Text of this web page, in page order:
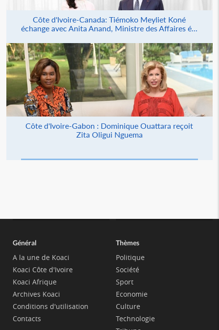
Côte d'Ivoire-Canada: Tiémoko Meyliet Koné
échange avec Anita Anand, Ministre des Affaires é...
Côte d'Ivoire-Gabon : Dominique Ouattara reçoit
Zita Oligui Nguema
Général
A la une de Koaci
Koaci Côte d'Ivoire
Koaci Afrique
Archives Koaci
Conditions d'utilisation
Contacts
Thèmes
Politique
Société
Sport
Economie
Culture
Technologie